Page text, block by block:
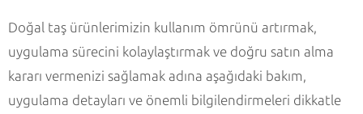
Doğal taş ürünlerimizin kullanım ömrünü artırmak,
uygulama sürecini kolaylaştırmak ve doğru satın alma
kararı vermenizi sağlamak adına aşağıdaki bakım,
uygulama detayları ve önemli bilgilendirmeleri dikkatle